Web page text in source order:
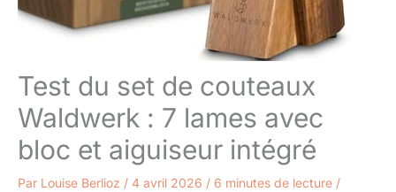
Test du set de couteaux
Waldwerk : 7 lames avec
bloc et aiguiseur intégré
Par Louise Berlioz / 4 avril 2026 / 6 minutes de lecture /